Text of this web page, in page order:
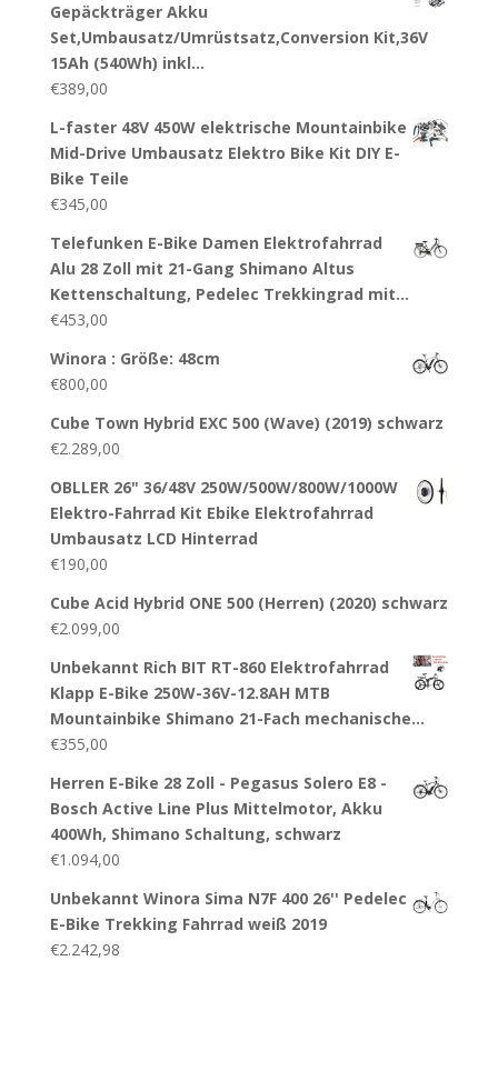
Gepäckträger Akku
Set,Umbausatz/Umrüstsatz,Conversion Kit,36V
15Ah (540Wh) inkl…
€389,00
L-faster 48V 450W elektrische Mountainbike
Mid-Drive Umbausatz Elektro Bike Kit DIY E-
Bike Teile
€345,00
Telefunken E-Bike Damen Elektrofahrrad
Alu 28 Zoll mit 21-Gang Shimano Altus
Kettenschaltung, Pedelec Trekkingrad mit…
€453,00
Winora : Größe: 48cm
€800,00
Cube Town Hybrid EXC 500 (Wave) (2019) schwarz
€2.289,00
OBLLER 26" 36/48V 250W/500W/800W/1000W
Elektro-Fahrrad Kit Ebike Elektrofahrrad
Umbausatz LCD Hinterrad
€190,00
Cube Acid Hybrid ONE 500 (Herren) (2020) schwarz
€2.099,00
Unbekannt Rich BIT RT-860 Elektrofahrrad
Klapp E-Bike 250W-36V-12.8AH MTB
Mountainbike Shimano 21-Fach mechanische…
€355,00
Herren E-Bike 28 Zoll - Pegasus Solero E8 -
Bosch Active Line Plus Mittelmotor, Akku
400Wh, Shimano Schaltung, schwarz
€1.094,00
Unbekannt Winora Sima N7F 400 26'' Pedelec
E-Bike Trekking Fahrrad weiß 2019
€2.242,98